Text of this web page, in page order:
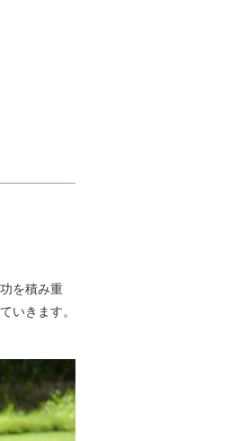
を積み重
いきます。